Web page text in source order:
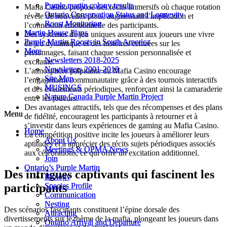
Purple martin colony results
Ontario Conservation Status and Longevity
Roost Monitoring
Martin House Plans
Purple Martin Roosts in South America
More
Newsletters 2018-2025
Newsletters 2001-2018
Site Map
MUSINGS
Nature Canada Purple Martin Project
Menu
Home
About Us
Meetings & OPMA News
Join
Ontario’s Purple Martin
Biology
Species Profile
Communication
Nesting
Attracting
Ontario Arrival and Departure
Purple martin colony results
Ontario Conservation Status and Longevity
Roost Monitoring
Martin House Plans
Purple Martin Roosts in South America
More
Newsletters 2018-2025
Newsletters 2001-2018
Site Map
MUSINGS
Nature Canada Purple Martin Project
Menu
Home
About Us
Meetings & OPMA News
Join
Ontario’s Purple Martin
Biology
Species Profile
Communication
Nesting
Attracting
Ontario Arrival and Departure
Mafia Casino propose des récits immersifs où chaque rotation
révèle de nouvelles plots, augmentant l’implication et
l’connexion émotionnelle des participants.
Des systèmes de jeu uniques assurent aux joueurs une vivre
de jeu dynamique et des histoires centrées sur les
personnages, faisant chaque session personnalisée et
excitante.
L’atmosphère palpitante du Mafia Casino encourage
l’engagement communautaire grâce à des tournois interactifs
et des événements périodiques, renforçant ainsi la camaraderie
entre les joueurs.
Des avantages attractifs, tels que des récompenses et des plans
de fidélité, encouragent les participants à retourner et à
s’investir dans leurs expériences de gaming au Mafia Casino.
La compétition positive incite les joueurs à améliorer leurs
aptitudes et à apprécier des récits sujets périodiques associés
aux célébrations, ce qui offre un excitation additionnel.
Des intrigues captivants qui fascinent les
participants
Des scénarios fascinants constituent l’épine dorsale des
divertissements sur le thème de la mafia, plongeant les joueurs dans